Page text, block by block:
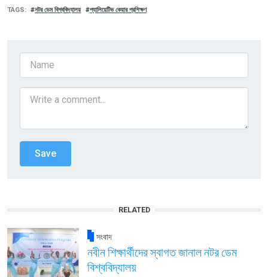
TAGS নটর ডেম বিশ্ববিদ্যালয় প্যালিয়েটিভ কেয়ার প্রশিক্ষণ
RELATED
সংবাদ
নবীন শিক্ষার্থীদের স্বাগত জানাল নটর ডেম
বিশ্ববিদ্যালয়